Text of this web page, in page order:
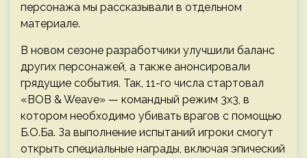
персонажа мы рассказывали в отдельном
материале.
В новом сезоне разработчики улучшили баланс
других персонажей, а также анонсировали
грядущие события. Так, 11-го числа стартовал
«BOB & Weave» — командный режим 3х3, в
котором необходимо убивать врагов с помощью
Б.О.Ба. За выполнение испытаний игроки смогут
открыть специальные награды, включая эпический